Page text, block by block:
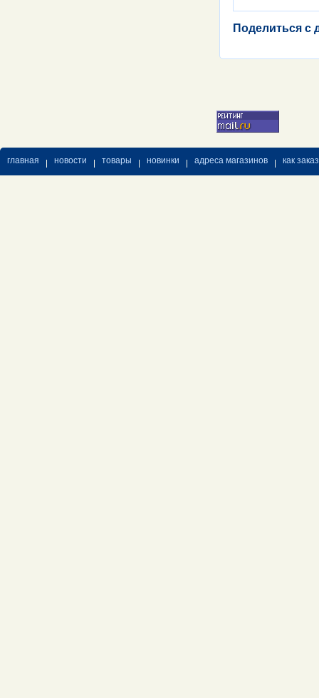
Поделиться с
главная новости товары новинки адреса магазинов как